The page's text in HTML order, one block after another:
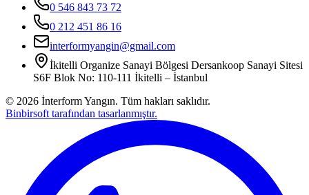
0 546 843 73 72
0 212 451 86 16
interformyangin@gmail.com
İkitelli Organize Sanayi Bölgesi Dersankoop Sanayi Sitesi
S6F Blok No: 110-111 İkitelli – İstanbul
© 2026 İnterform Yangın. Tüm hakları saklıdır.
Binbirsoft tarafından tasarlanmıştır.